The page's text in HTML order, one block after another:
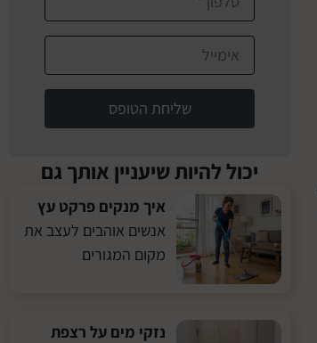
שליחת הטופס
יכול להיות שיעניין אותך גם
איך מנקים פרקט עץ
אנשים אוהבים לעצב את
מקום המגורים
נזקי מים על רצפת